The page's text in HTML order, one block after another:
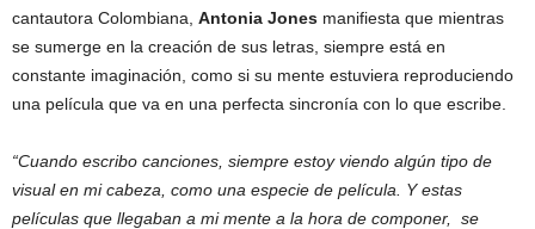
cantautora Colombiana, Antonia Jones manifiesta que mientras
se sumerge en la creación de sus letras, siempre está en
constante imaginación, como si su mente estuviera reproduciendo
una película que va en una perfecta sincronía con lo que escribe.
“Cuando escribo canciones, siempre estoy viendo algún tipo de
visual en mi cabeza, como una especie de película. Y estas
películas que llegaban a mi mente a la hora de componer, se